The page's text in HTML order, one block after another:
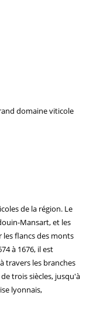
domaine viticole
de la région. Le
Mansart, et les
les flancs des monts
à 1676, il est
travers les branches
trois siècles, jusqu'à
lyonnais,